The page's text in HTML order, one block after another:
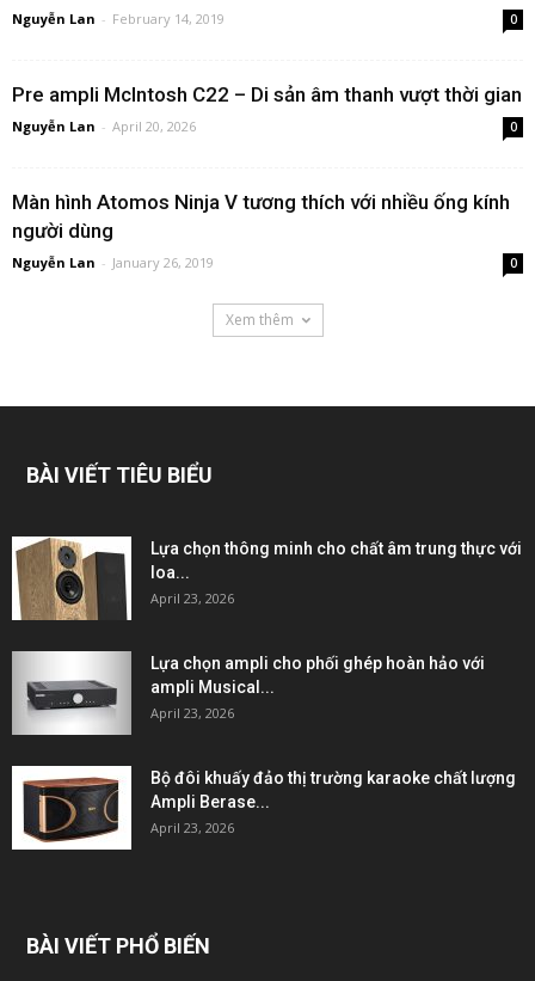
Nguyễn Lan - February 14, 2019 0
Pre ampli McIntosh C22 – Di sản âm thanh vượt thời gian
Nguyễn Lan - April 20, 2026 0
Màn hình Atomos Ninja V tương thích với nhiều ống kính
người dùng
Nguyễn Lan - January 26, 2019 0
Xem thêm
BÀI VIẾT TIÊU BIỂU
Lựa chọn thông minh cho chất âm trung thực với
loa...
April 23, 2026
Lựa chọn ampli cho phối ghép hoàn hảo với
ampli Musical...
April 23, 2026
Bộ đôi khuấy đảo thị trường karaoke chất lượng
Ampli Berase...
April 23, 2026
BÀI VIẾT PHỔ BIẾN